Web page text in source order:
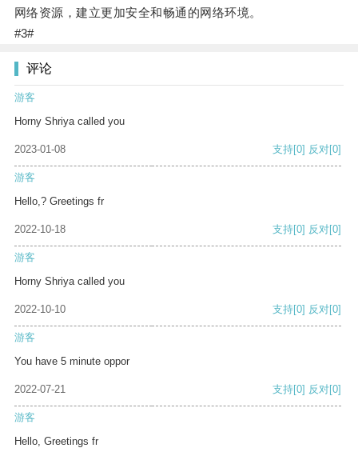
网络资源，建立更加安全和畅通的网络环境。
#3#
评论
游客
Horny Shriya called you
2023-01-08 支持[0] 反对[0]
游客
Hello,? Greetings fr
2022-10-18 支持[0] 反对[0]
游客
Horny Shriya called you
2022-10-10 支持[0] 反对[0]
游客
You have 5 minute oppor
2022-07-21 支持[0] 反对[0]
游客
Hello, Greetings fr